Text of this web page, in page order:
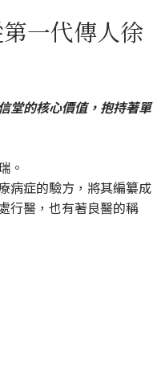
一代傳人徐
堂的核心價值，抱持著單
。
病症的驗方，將其編纂成
行醫，也有著良醫的稱